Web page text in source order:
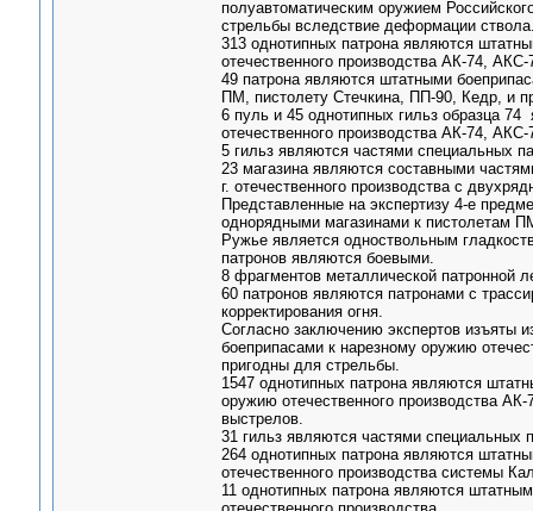
полуавтоматическим оружием
стрельбы вследствие деформации
313 однотипных патрона являются
отечественного производства АК-74,
49 патрона являются штатными
ПМ, пистолету Стечкина, ПП-90, Кедр, и
6 пуль и 45 однотипных гильз образца
отечественного производства АК-74,
5 гильз являются частями специальных
23 магазина являются составными
г. отечественного производства с
Представленные на экспертизу 4-е
однорядными магазинами к пистолетам
Ружье является одноствольным
патронов являются боевыми.
8 фрагментов металлической патронной
60 патронов являются патронами с
корректирования огня.
Согласно заключению экспертов изъяты
боеприпасами к нарезному оружию
пригодны для стрельбы.
1547 однотипных патрона являются
оружию отечественного производства
выстрелов.
31 гильз являются частями специальных
264 однотипных патрона являются
отечественного производства системы
11 однотипных патрона являются